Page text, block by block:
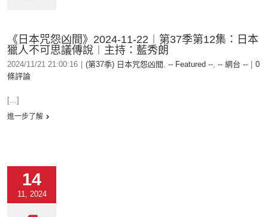
《日本咒怨凶間》2024-11-22︱第37季第12集：日本
獵人不可思議傳說︱主持：藍秀朗
2024/11/21 21:00:16 (第37季) 日本咒怨凶間 , -- Featured --, -- 網台 --
0
條評論
[...]
進一步了解
14
11, 2024